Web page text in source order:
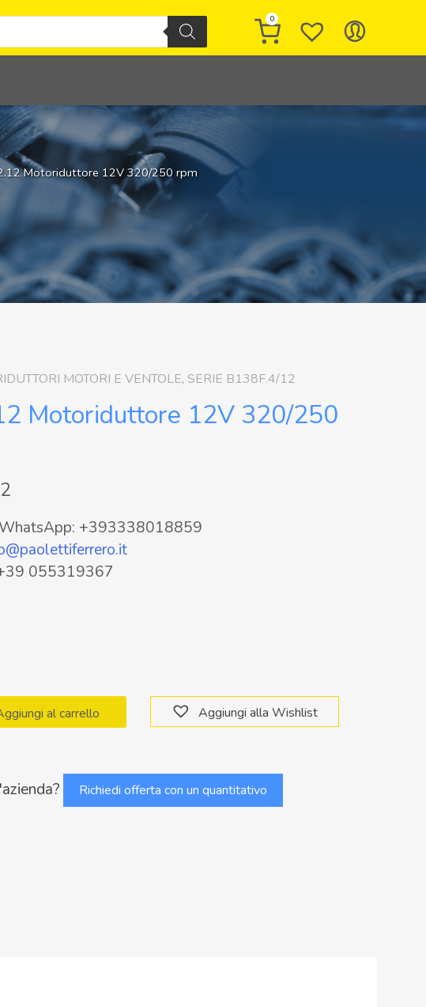
0
Motoriduttore 12V 320/250 rpm
MOTORI E VENTOLE, SERIE B138F.4/12
Motoriduttore 12V 320/250
WhatsApp: +393338018859
055319367
al carrello Aggiungi alla Wishlist
Richiedi offerta con un quantitativo